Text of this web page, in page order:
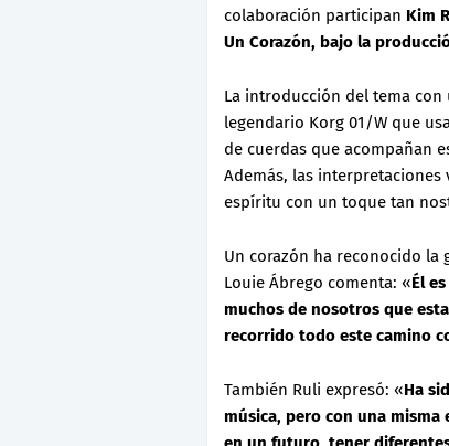
colaboración participan Kim
Un Corazón, bajo la
La introducción del tema
legendario Korg 01/W que
de cuerdas que acompañan
Además, las interpretaciones
espíritu con un toque tan
Un corazón ha reconocido la
Louie Ábrego comenta: «Él
muchos de nosotros que
recorrido todo este camino
También Ruli expresó: «Ha
música, pero con una misma